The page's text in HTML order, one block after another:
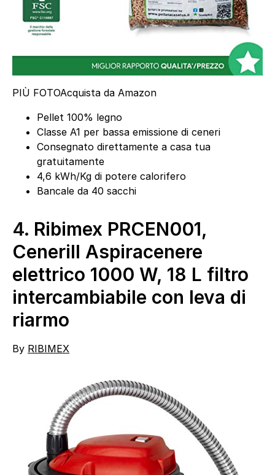
PIÙ FOTOAcquista da Amazon
Pellet 100% legno
Classe A1 per bassa emissione di ceneri
Consegnato direttamente a casa tua
gratuitamente
4,6 kWh/Kg di potere calorifero
Bancale da 40 sacchi
4. Ribimex PRCEN001,
Cenerill Aspiracenere
elettrico 1000 W, 18 L filtro
intercambiabile con leva di
riarmo
By RIBIMEX